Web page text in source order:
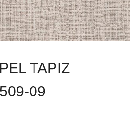
TAPIZ
09